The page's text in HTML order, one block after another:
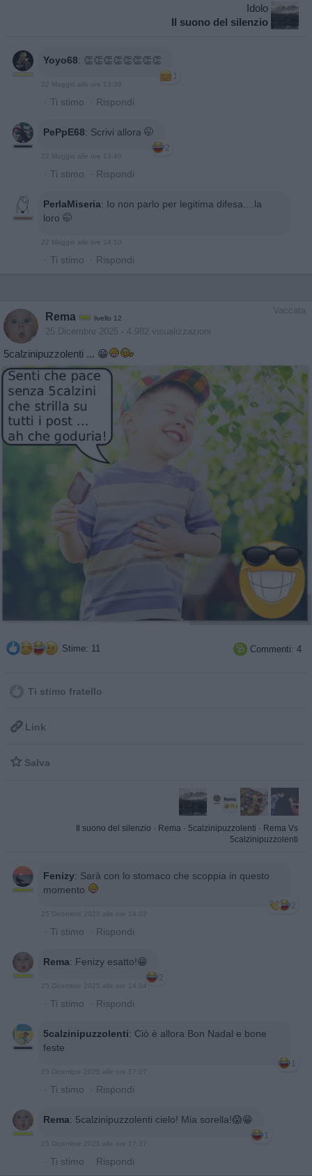
Idolo
Il suono del silenzio
Yoyo68: 👏👏👏👏👏👏👏👏
1
22 Maggio alle ore 13:39
· Ti stimo · Rispondi
PePpE68: Scrivi allora 🤭
2
22 Maggio alle ore 13:40
· Ti stimo · Rispondi
PerlaMiseria: Io non parlo per legitima difesa....la
loro 🤭
22 Maggio alle ore 14:10
· Ti stimo · Rispondi
Vaccata
Rema livello 12
25 Dicembre 2025 - 4.982 visualizzazioni
5calzinipuzzolenti ... 😁
Stime: 11  Commenti: 4
Ti stimo fratello
 Link
 Salva
Il suono del silenzio · Rema · 5calzinipuzzolenti · Rema Vs
5calzinipuzzolenti
Fenizy: Sarà con lo stomaco che scoppia in questo
momento
2
25 Dicembre 2025 alle ore 14:02
· Ti stimo · Rispondi
Rema: Fenizy esatto!😁
2
25 Dicembre 2025 alle ore 14:04
· Ti stimo · Rispondi
5calzinipuzzolenti: Ciò è allora Bon Nadal e bone
feste
1
25 Dicembre 2025 alle ore 17:27
· Ti stimo · Rispondi
Rema: 5calzinipuzzolenti cielo! Mia sorella!😱😁
1
25 Dicembre 2025 alle ore 17:37
· Ti stimo · Rispondi